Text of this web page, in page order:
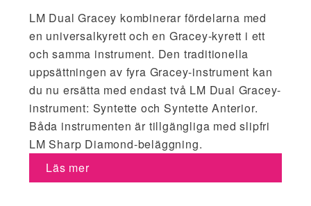
LM Dual Gracey kombinerar fördelarna med
en universalkyrett och en Gracey-kyrett i ett
och samma instrument. Den traditionella
uppsättningen av fyra Gracey-instrument kan
du nu ersätta med endast två LM Dual Gracey-
instrument: Syntette och Syntette Anterior.
Båda instrumenten är tillgängliga med slipfri
LM Sharp Diamond-beläggning.
Läs mer